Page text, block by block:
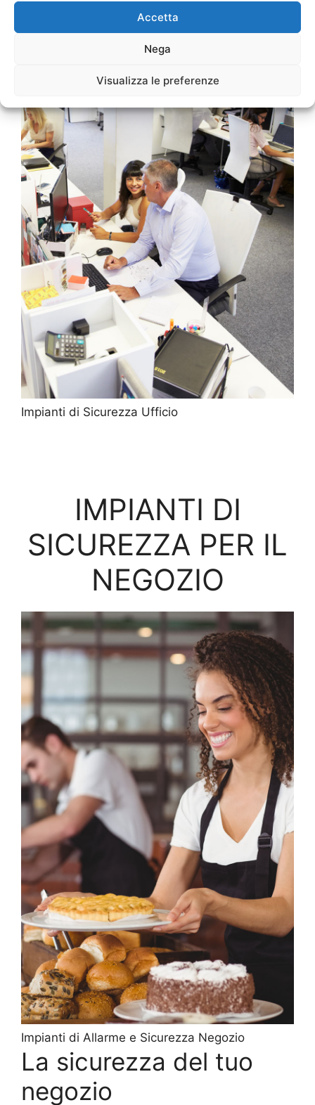
Accetta
Nega
Visualizza le preferenze
Impianti di Sicurezza Ufficio
IMPIANTI DI
SICUREZZA PER IL
NEGOZIO
Impianti di Allarme e Sicurezza Negozio
La sicurezza del tuo
negozio